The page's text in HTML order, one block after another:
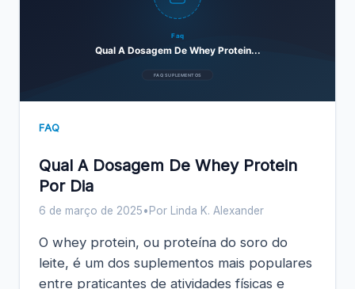
Faq
Qual A Dosagem De Whey Protein...
FAQ SUPLEMENTOS
FAQ
Qual A Dosagem De Whey Protein
Por Dia
6 de março de 2025• Por Linda K. Alexander
O whey protein, ou proteína do soro do
leite, é um dos suplementos mais populares
entre praticantes de atividades físicas e